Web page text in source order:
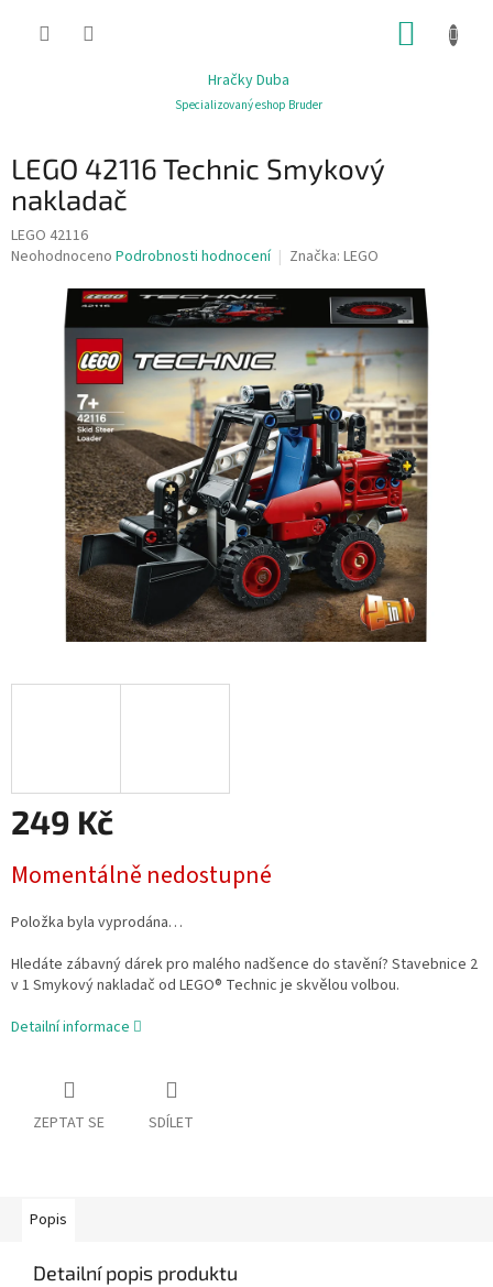
Hračky Duba
Specializovaný eshop Bruder
LEGO 42116 Technic Smykový
nakladač
LEGO 42116
Průměrné
produktu
hvězdiček.
Neohodnoceno Podrobnosti hodnocení Značka: LEGO
249 Kč
cena:
Momentálně nedostupné
Položka byla vyprodána…
Hledáte zábavný dárek pro malého nadšence do stavění? Stavebnice 2
v 1 Smykový nakladač od LEGO® Technic je skvělou volbou.
Detailní informace
ZEPTAT SE SDÍLET
Popis
Detailní popis produktu